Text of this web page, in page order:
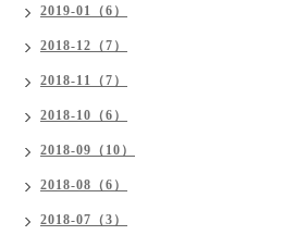
2019-01（6）
2018-12（7）
2018-11（7）
2018-10（6）
2018-09（10）
2018-08（6）
2018-07（3）